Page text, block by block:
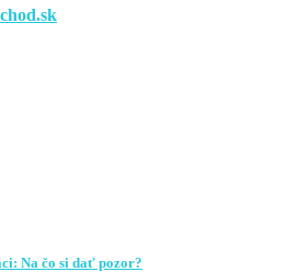
Na čo si dať pozor?